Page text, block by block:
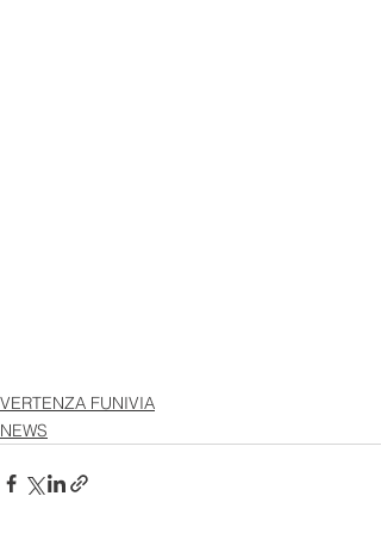
VERTENZA FUNIVIA
NEWS